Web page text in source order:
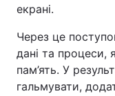
Екологія
Лонгріди
Відео з Youtube
екрані.
Через це
дані та процеси,
пам’ять. У
гальмувати,